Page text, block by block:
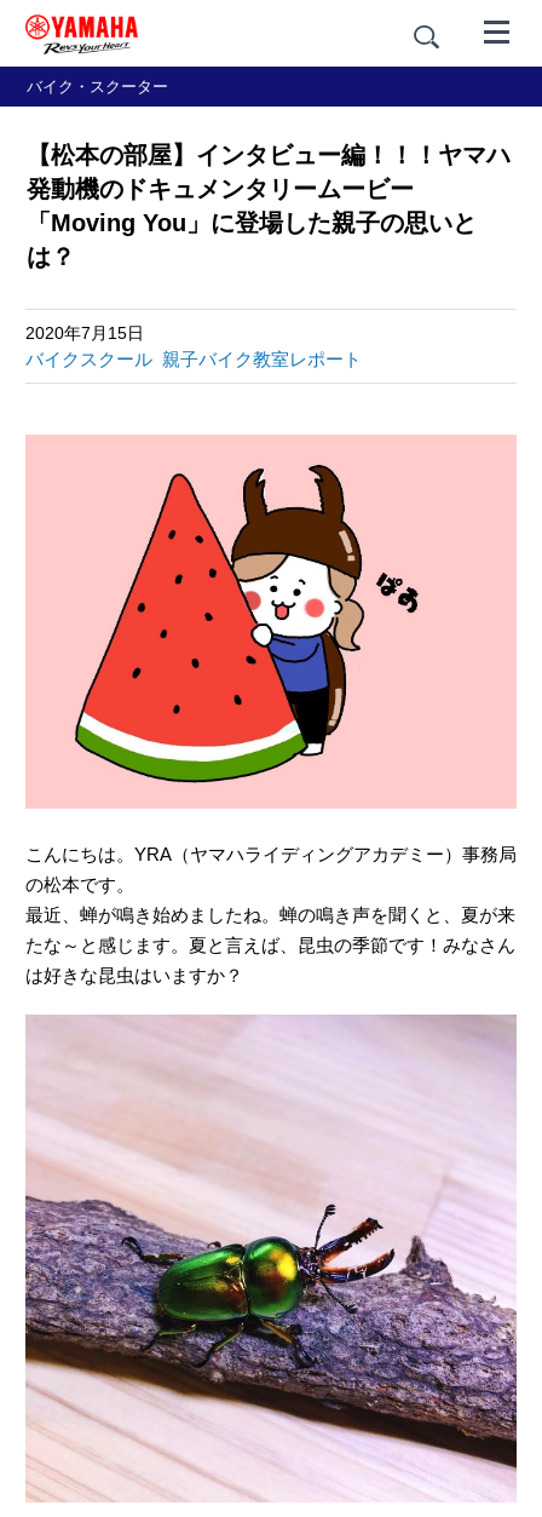
バイク・スクーター
【松本の部屋】インタビュー編！！！ヤマハ
発動機のドキュメンタリームービー
「Moving You」に登場した親子の思いと
は？
2020年7月15日
バイクスクール 親子バイク教室レポート
こんにちは。YRA（ヤマハライディングアカデミー）事務局
の松本です。
最近、蝉が鳴き始めましたね。蝉の鳴き声を聞くと、夏が来
たな～と感じます。夏と言えば、昆虫の季節です！みなさん
は好きな昆虫はいますか？